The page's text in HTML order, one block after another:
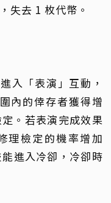
失去 1 枚代幣。
入「表演」互動，
內的倖存者獲得增
。若表演完成效果
理檢定的機率增加
進入冷卻，冷卻時